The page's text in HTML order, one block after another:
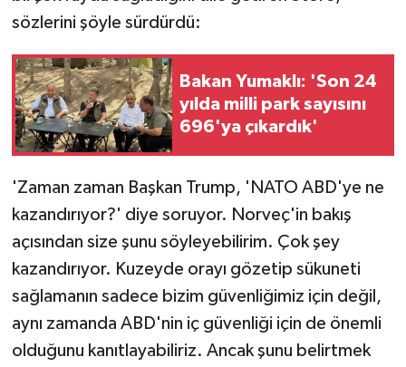
sözlerini şöyle sürdürdü:
Bakan Yumaklı: 'Son 24
yılda milli park sayısını
696'ya çıkardık'
'Zaman zaman Başkan Trump, 'NATO ABD'ye ne
kazandırıyor?' diye soruyor. Norveç'in bakış
açısından size şunu söyleyebilirim. Çok şey
kazandırıyor. Kuzeyde orayı gözetip sükuneti
sağlamanın sadece bizim güvenliğimiz için değil,
aynı zamanda ABD'nin iç güvenliği için de önemli
olduğunu kanıtlayabiliriz. Ancak şunu belirtmek